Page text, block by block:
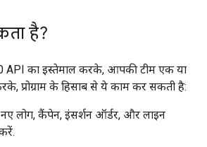
है?
API का इस्तेमाल करके, आपकी टीम एक या
प्रोग्राम के हिसाब से ये काम कर सकती है:
नए लोग, कैंपेन, इंसर्शन ऑर्डर, और लाइन